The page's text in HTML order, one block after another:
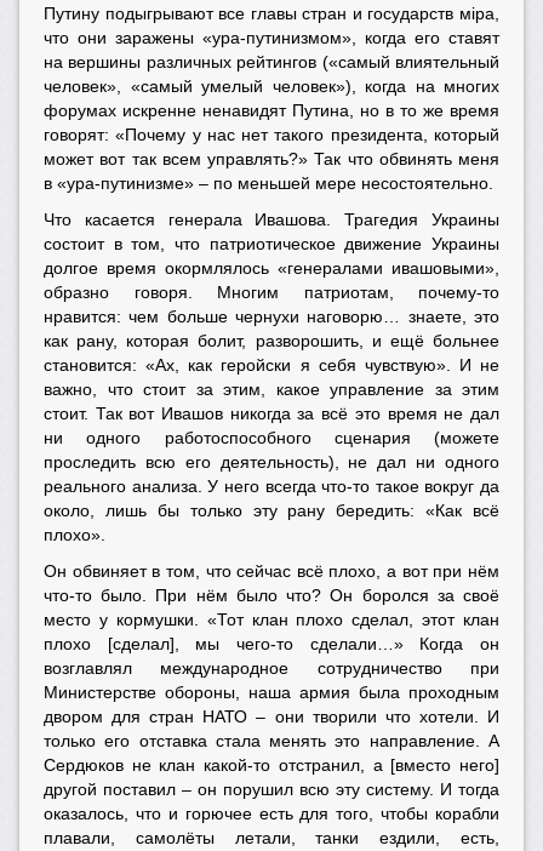
Путину подыгрывают все главы стран и государств мiра,
что они заражены «ура-путинизмом», когда его ставят
на вершины различных рейтингов («самый влиятельный
человек», «самый умелый человек»), когда на многих
форумах искренне ненавидят Путина, но в то же время
говорят: «Почему у нас нет такого президента, который
может вот так всем управлять?» Так что обвинять меня
в «ура-путинизме» – по меньшей мере несостоятельно.
Что касается генерала Ивашова. Трагедия Украины
состоит в том, что патриотическое движение Украины
долгое время окормлялось «генералами ивашовыми»,
образно говоря. Многим патриотам, почему-то
нравится: чем больше чернухи наговорю… знаете, это
как рану, которая болит, разворошить, и ещё больнее
становится: «Ах, как геройски я себя чувствую». И не
важно, что стоит за этим, какое управление за этим
стоит. Так вот Ивашов никогда за всё это время не дал
ни одного работоспособного сценария (можете
проследить всю его деятельность), не дал ни одного
реального анализа. У него всегда что-то такое вокруг да
около, лишь бы только эту рану бередить: «Как всё
плохо».
Он обвиняет в том, что сейчас всё плохо, а вот при нём
что-то было. При нём было что? Он боролся за своё
место у кормушки. «Тот клан плохо сделал, этот клан
плохо [сделал], мы чего-то сделали…» Когда он
возглавлял международное сотрудничество при
Министерстве обороны, наша армия была проходным
двором для стран НАТО – они творили что хотели. И
только его отставка стала менять это направление. А
Сердюков не клан какой-то отстранил, а [вместо него]
другой поставил – он порушил всю эту систему. И тогда
оказалось, что и горючее есть для того, чтобы корабли
плавали, самолёты летали, танки ездили, есть,